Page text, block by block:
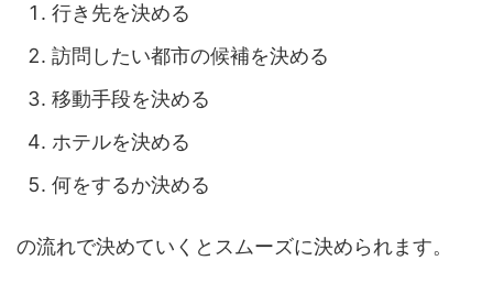
行き先を決める
訪問したい都市の候補を決める
移動手段を決める
ホテルを決める
何をするか決める
の流れで決めていくとスムーズに決められます。